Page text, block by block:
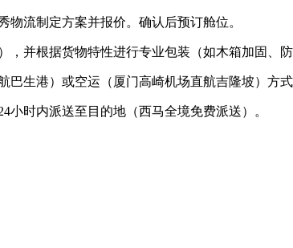
流制定方案并报价。确认后预订舱位。
，并根据货物特性进行专业包装（如木箱加固、防
生港）或空运（厦门高崎机场直航吉隆坡）方式
小时内派送至目的地（西马全境免费派送）。